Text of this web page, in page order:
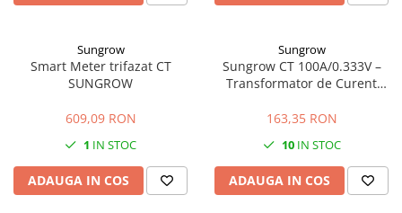
Sungrow
Smart Meter trifazat CT
SUNGROW
609,09 RON
1 IN STOC
ADAUGA IN COS
Sungrow
Sungrow CT 100A/0.333V –
Transformator de Curent
163,35 RON
10IN STOC
ADAUGA IN COS